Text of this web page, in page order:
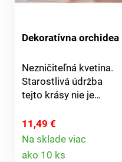
Dekoratívna orchidea
Nezničiteľná kvetina.
Starostlivá údržba
tejto krásy nie je
umelá kráľovná je
skutočne dokonale
podobná živej
11,49 €
Na sklade viac
ako 10 ks